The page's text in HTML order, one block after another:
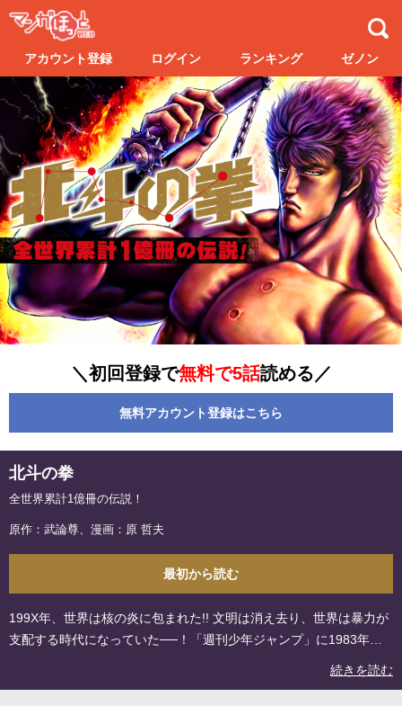
アカウント登録 ログイン ランキング ゼノン
＼初回登録で無料で5話読める／
無料アカウント登録はこちら
北斗の拳
全世界累計1億冊の伝説！
原作：武論尊、漫画：原 哲夫
最初から読む
199X年、世界は核の炎に包まれた!! 文明は消え去り、世界は暴力が
支配する時代になっていた──！「週刊少年ジャンプ」に1983年～
1988年まで、原作・武論尊、漫画・原哲夫により連載。最終戦争に
続きを読む